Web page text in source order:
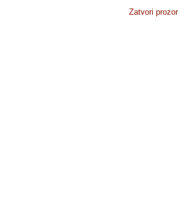
Zatvori prozor